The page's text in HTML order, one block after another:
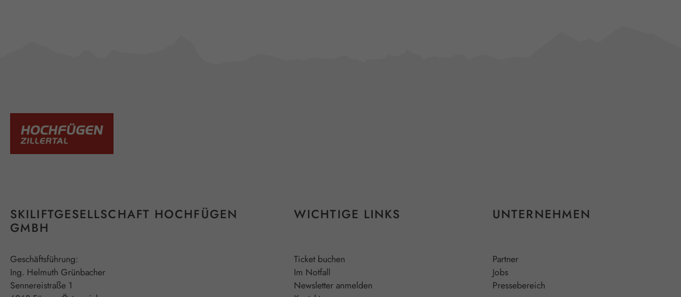
SKILIFTGESELLSCHAFT HOCHFÜGEN
GMBH
Geschäftsführung:
Ing. Helmuth Grünbacher
Sennereistraße 1
WICHTIGE LINKS
Ticket buchen
Im Notfall
Newsletter anmelden
UNTERNEHMEN
Partner
Jobs
Pressebereich